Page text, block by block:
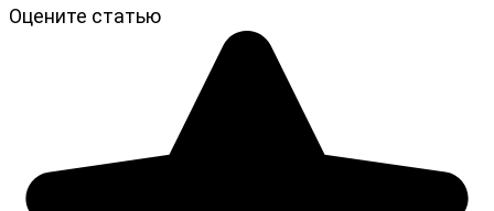
Оцените статью